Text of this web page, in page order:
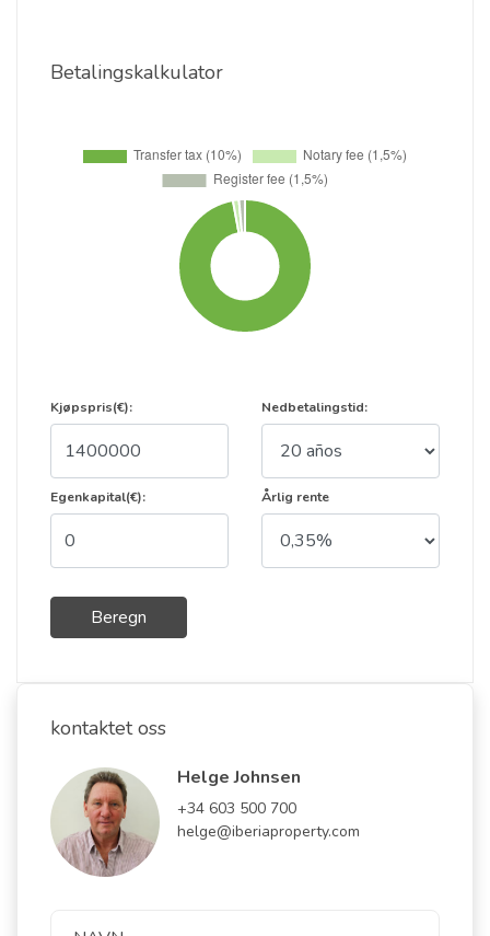
Betalingskalkulator
Kjøpspris(€):
Egenkapital(€):
Beregn
Nedbetalingstid:
Årlig rente
kontaktet oss
Helge Johnsen
+34 603 500 700
helge@iberiaproperty.com